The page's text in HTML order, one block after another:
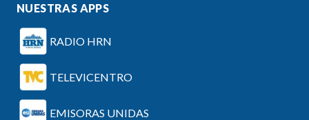
NUESTRAS APPS
RADIO HRN
TELEVICENTRO
EMISORAS UNIDAS